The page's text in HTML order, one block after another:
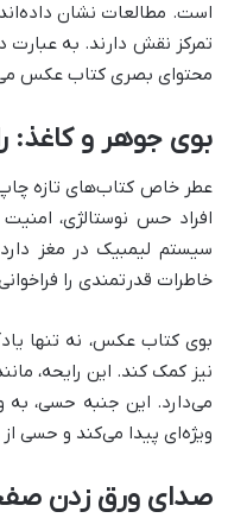
است. مطالعات نشان
تمرکز نقش دارند. به عبارت
محتوای بصری کتاب عکس
بوی جوهر و کاغذ:
عطر خاص کتاب‌های تازه چاپ
افراد حس نوستالژی،
سیستم لیمبیک در مغز
خاطرات قدرتمندی را
بوی کتاب عکس، نه تنها
نیز کمک کند. این رایحه،
می‌دارد. این جنبه حسی، به
ویژه‌ای پیدا می‌کند و حسی از
صدای ورق زدن